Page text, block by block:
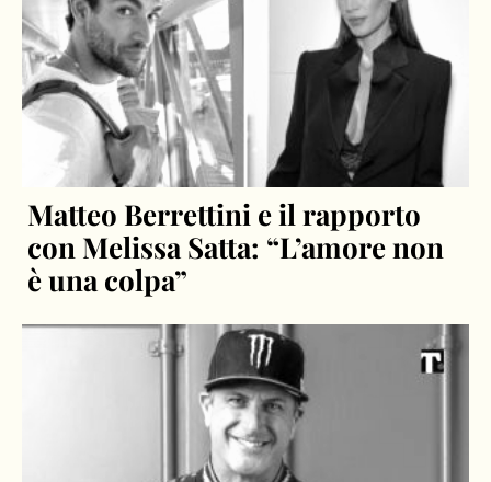
Matteo Berrettini e il rapporto
con Melissa Satta: “L’amore non
è una colpa”